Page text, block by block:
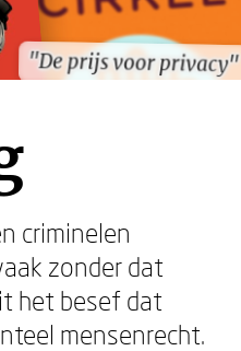
"De prijs voor privacy"
"De prijs voor privacy"
criminelen
zonder dat
het besef dat
mensenrecht.